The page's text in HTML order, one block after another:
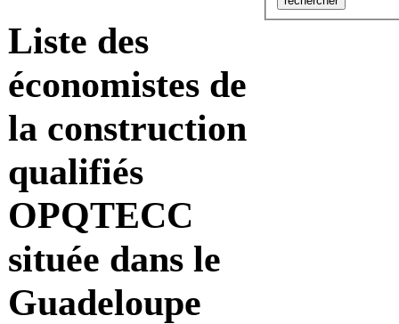
Liste des
économistes de
la construction
qualifiés
OPQTECC
située dans le
Guadeloupe